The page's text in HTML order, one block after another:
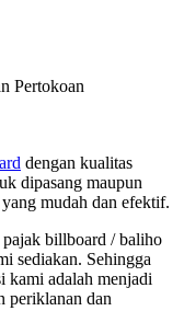
Pertokoan
dengan kualitas
dipasang maupun
mudah dan efektif.
billboard / baliho
sediakan. Sehingga
kami adalah menjadi
periklanan dan